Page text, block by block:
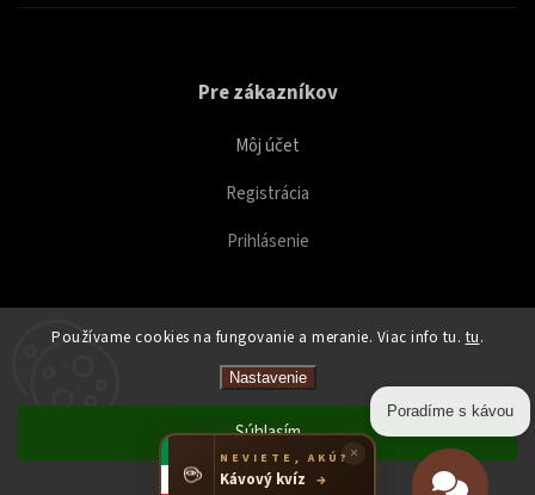
Používame cookies na fungovanie a meranie. Viac info tu. tu.
Nastavenie
Súhlasím
Pre zákazníkov
Môj účet
Registrácia
Prihlásenie
Caffeitaliano. Všetky práva vyhradené.
Upraviť nastavenie cookies
Poradíme s kávou
×
☕ NEVIETE, AKÚ?
Kávový kvíz →